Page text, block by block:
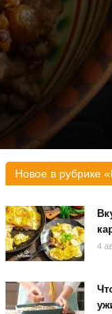
Новое в рубрике
4